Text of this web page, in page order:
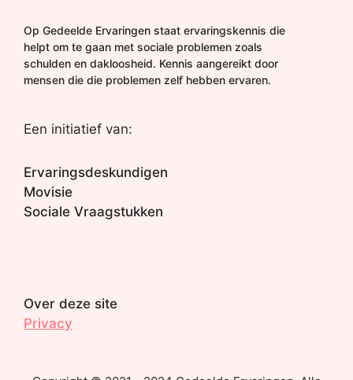
Op Gedeelde Ervaringen staat ervaringskennis die
helpt om te gaan met sociale problemen zoals
schulden en dakloosheid. Kennis aangereikt door
mensen die die problemen zelf hebben ervaren.
Een initiatief van:
Ervaringsdeskundigen
Movisie
Sociale Vraagstukken
Over deze site
Privacy